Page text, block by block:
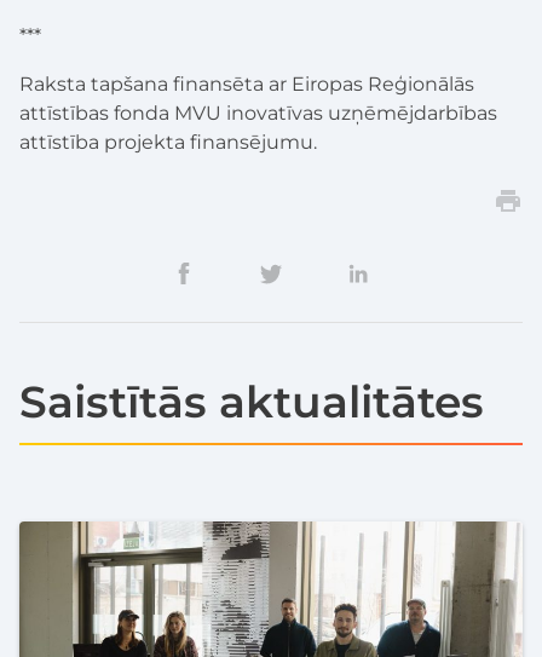
***
Raksta tapšana finansēta ar Eiropas Reģionālās
attīstības fonda MVU inovatīvas uzņēmējdarbības
attīstība projekta finansējumu.
Saistītās aktualitātes